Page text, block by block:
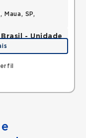
SP,
- Unidade
Andre, SP,